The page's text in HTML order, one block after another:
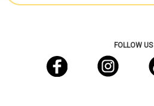
FOLLOW US